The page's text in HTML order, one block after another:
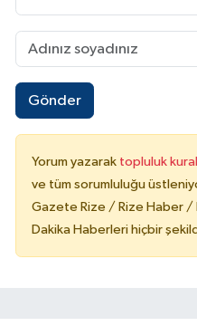
Gönder
Yorum yazarak topluluk
ve tüm sorumluluğu
Gazete Rize / Rize Haber
Dakika Haberleri hiçbir